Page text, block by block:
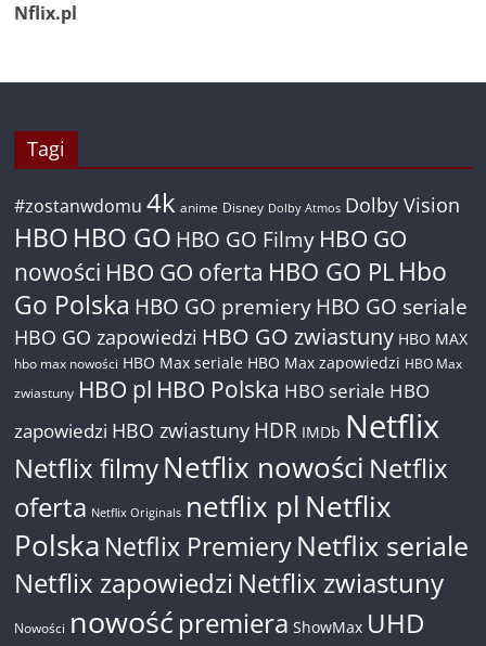
Nflix.pl
Tagi
#zostanwdomu 4k anime Disney Dolby Atmos Dolby Vision
HBO HBO GO HBO GO Filmy HBO GO
nowości HBO GO oferta HBO GO PL Hbo
Go Polska HBO GO premiery HBO GO seriale
HBO GO zapowiedzi HBO GO zwiastuny HBO MAX
hbo max nowości HBO Max seriale HBO Max zapowiedzi HBO Max
zwiastuny HBO pl HBO Polska HBO seriale HBO
zapowiedzi HBO zwiastuny HDR IMDb Netflix
Netflix filmyNetflix nowości Netflix
oferta Netflix Originals netflix pl Netflix
Polska Netflix PremieryNetflix seriale
Netflix zapowiedzi Netflix zwiastuny
Nowości nowość premiera ShowMax UHD